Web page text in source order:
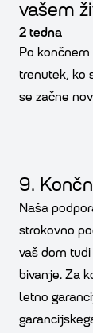
vašem
2 tedna
Po
trenutek, ko
se začne
9.
Naša
strokovno
vaš dom
bivanje. Za
letno